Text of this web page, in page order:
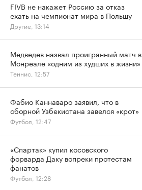
FIVB не накажет Россию за отказ
ехать на чемпионат мира в Польшу
Другие, 13:14
Медведев назвал проигранный матч в
Монреале «одним из худших в жизни»
Теннис, 12:57
Фабио Каннаваро заявил, что в
сборной Узбекистана завелся «крот»
Футбол, 12:47
«Спартак» купил косовского
форварда Даку вопреки протестам
фанатов
Футбол, 12:28